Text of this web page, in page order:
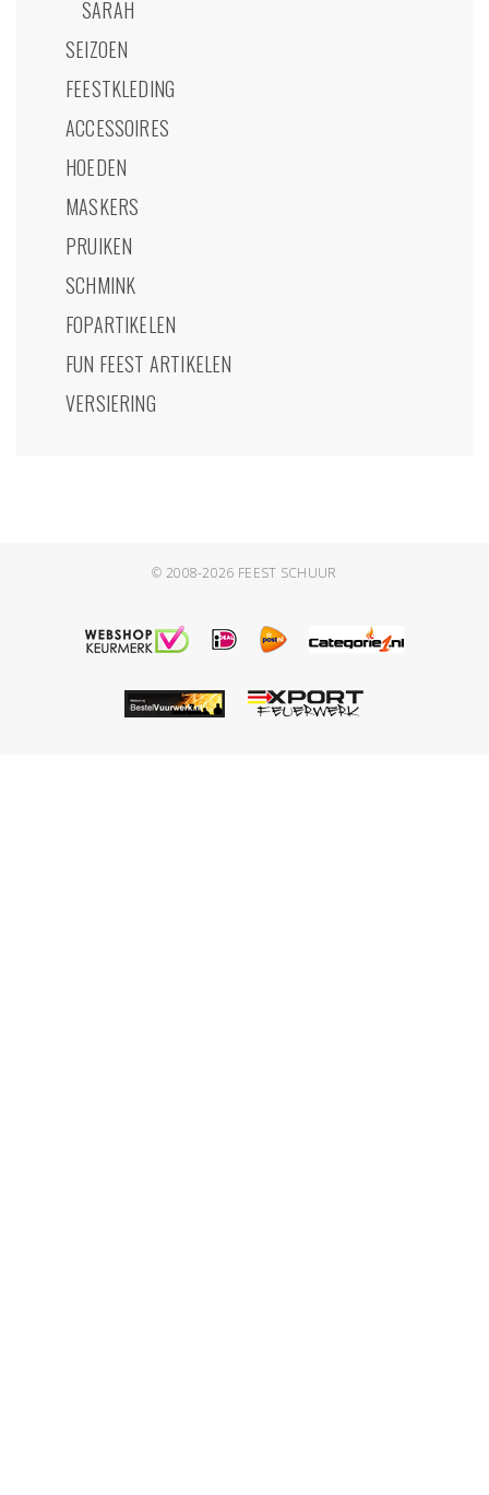
SARAH
SEIZOEN
FEESTKLEDING
ACCESSOIRES
HOEDEN
MASKERS
PRUIKEN
SCHMINK
FOPARTIKELEN
FUN FEEST ARTIKELEN
VERSIERING
© 2008-2026 FEEST SCHUUR